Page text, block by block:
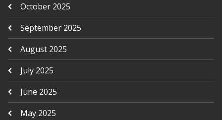
October 2025
September 2025
August 2025
July 2025
June 2025
May 2025